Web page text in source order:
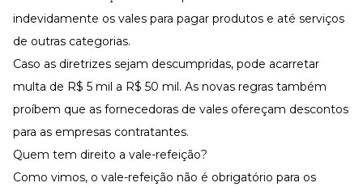
indevidamente os vales para pagar produtos e até serviços
de outras categorias.
Caso as diretrizes sejam descumpridas, pode acarretar
multa de R$ 5 mil a R$ 50 mil. As novas regras também
proíbem que as fornecedoras de vales ofereçam descontos
para as empresas contratantes.
Quem tem direito a vale-refeição?
Como vimos, o vale-refeição não é obrigatório para os